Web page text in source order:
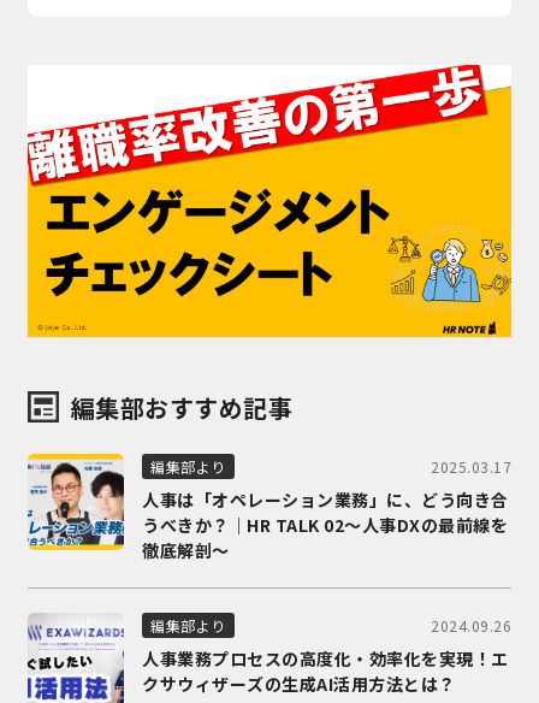
編集部おすすめ記事
編集部より 2025.03.17
人事は「オペレーション業務」に、どう向き合
うべきか？｜HR TALK 02～人事DXの最前線を
徹底解剖～
編集部より 2024.09.26
人事業務プロセスの高度化・効率化を実現！エ
クサウィザーズの生成AI活用方法とは？